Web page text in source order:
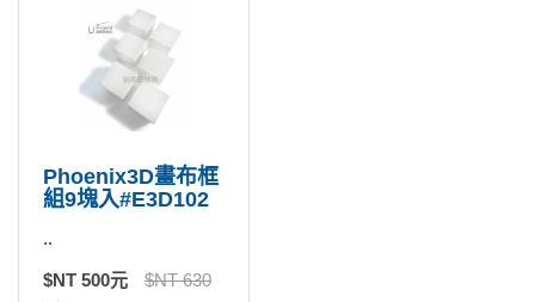
Phoenix3D畫布框
組9塊入#E3D102
..
$NT 500元
$NT 630